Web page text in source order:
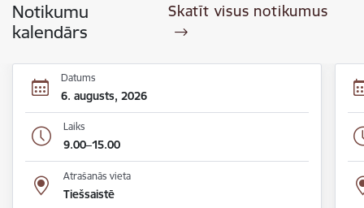
Notikumu
kalendārs
Skatīt visus notikumus
Datums
6. augusts, 2026
Laiks
9.00–15.00
Atrašanās vieta
Tiešsaistē